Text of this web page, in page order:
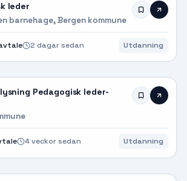
leder
barnehage, Bergen kommune
2 dagar sedan Utdanning
Pedagogisk leder-
4 veckor sedan Utdanning